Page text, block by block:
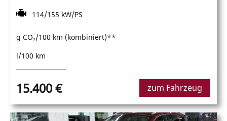
114/155 kW/PS
g CO₂/100 km (kombiniert)**
l/100 km
15.400 € zum Fahrzeug